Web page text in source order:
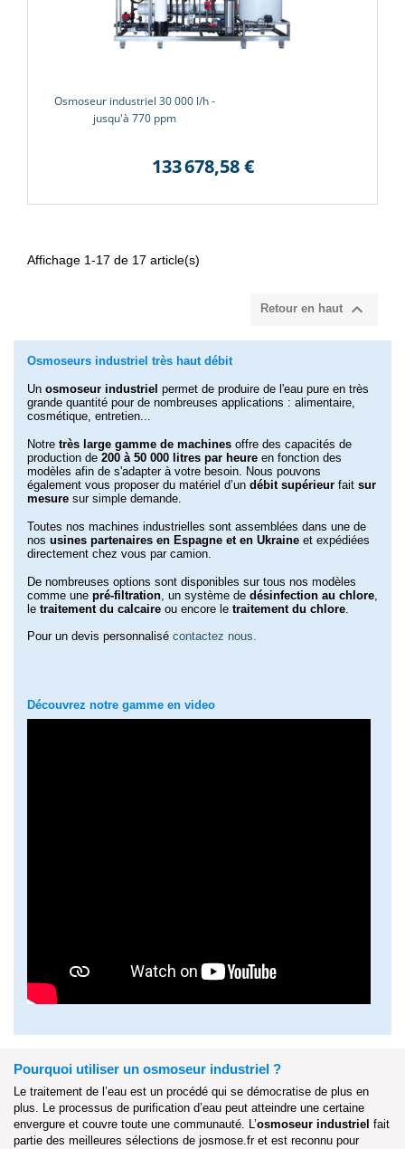
Osmoseur industriel 30 000 l/h -
jusqu'à 770 ppm
133 678,58 €
Affichage 1-17 de 17 article(s)
Retour en haut 
Osmoseurs industriel très haut débit
Un osmoseur industriel permet de produire de l'eau pure en très
grande quantité pour de nombreuses applications : alimentaire,
cosmétique, entretien...
Notre très large gamme de machines offre des capacités de
production de 200 à 50 000 litres par heure en fonction des
modèles afin de s'adapter à votre besoin. Nous pouvons
également vous proposer du matériel d’un débit supérieur fait sur
mesure sur simple demande.
Toutes nos machines industrielles sont assemblées dans une de
nos usines partenaires en Espagne et en Ukraine et expédiées
directement chez vous par camion.
De nombreuses options sont disponibles sur tous nos modèles
comme une pré-filtration, un système de désinfection au chlore,
le traitement du calcaire ou encore le traitement du chlore.
Pour un devis personnalisé contactez nous.
Découvrez notre gamme en video
Pourquoi utiliser un osmoseur industriel ?
Le traitement de l’eau est un procédé qui se démocratise de plus en
plus. Le processus de purification d’eau peut atteindre une certaine
envergure et couvre toute une communauté. L’osmoseur industriel fait
partie des meilleures sélections de josmose.fr et est reconnu pour